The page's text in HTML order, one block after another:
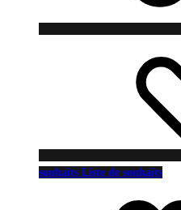
souhaits Liste de souhaits